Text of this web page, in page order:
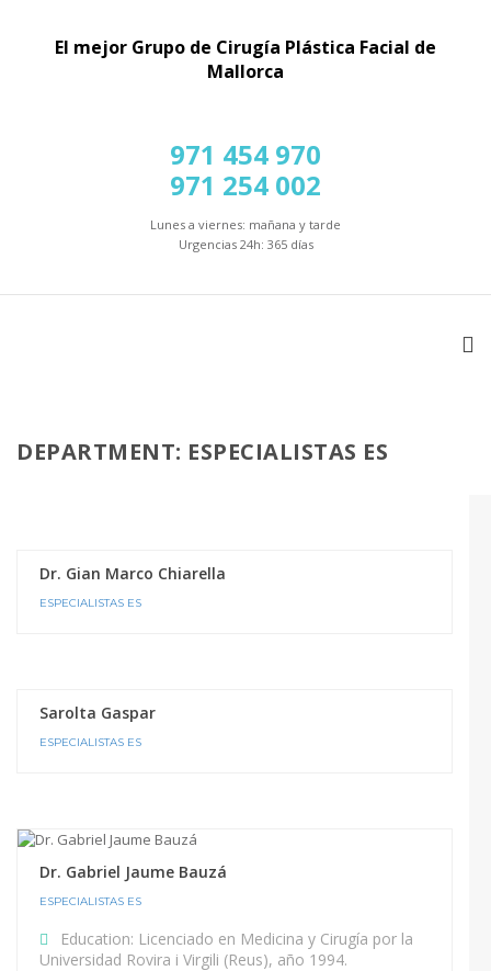
El mejor Grupo de Cirugía Plástica Facial de
Mallorca
971 454 970
971 254 002
Lunes a viernes: mañana y tarde
Urgencias 24h: 365 días
DEPARTMENT: ESPECIALISTAS ES
Dr. Gian Marco Chiarella
ESPECIALISTAS ES
Sarolta Gaspar
ESPECIALISTAS ES
Dr. Gabriel Jaume Bauzá
ESPECIALISTAS ES
Education: Licenciado en Medicina y Cirugía por la
Universidad Rovira i Virgili (Reus), año 1994.